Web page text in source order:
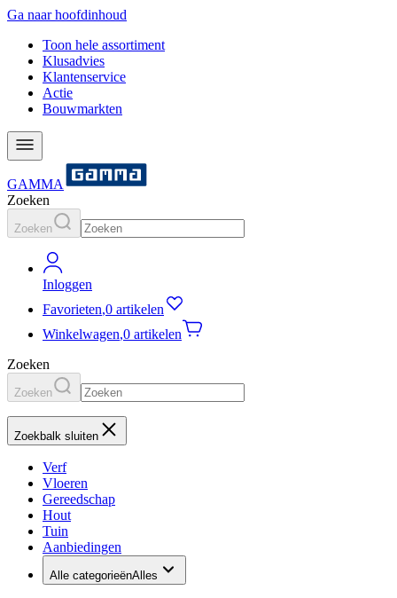
Ga naar hoofdinhoud
Toon hele assortiment
Klusadvies
Klantenservice
Actie
Bouwmarkten
GAMMA
Zoeken
Zoeken
Inloggen
Favorieten,0 artikelen
Winkelwagen,0 artikelen
Zoeken
Zoeken
Zoekbalk sluiten
Verf
Vloeren
Gereedschap
Hout
Tuin
Aanbiedingen
Alle categorieënAlles